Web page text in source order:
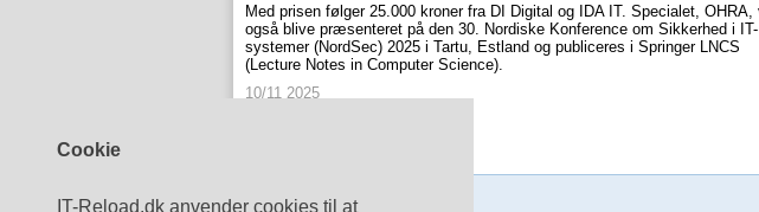
Cookie
IT-Reload.dk anvender cookies til at
Med prisen følger 25.000 kroner fra DI Digital og IDA IT. Specialet, OHRA,
også blive præsenteret på den 30. Nordiske Konference om Sikkerhed i IT-
systemer (NordSec) 2025 i Tartu, Estland og publiceres i Springer LNCS
(Lecture Notes in Computer Science).
10/11 2025
Tilmeld nyhedsbrev